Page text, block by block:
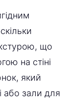
що
на стіні
який
або зали для